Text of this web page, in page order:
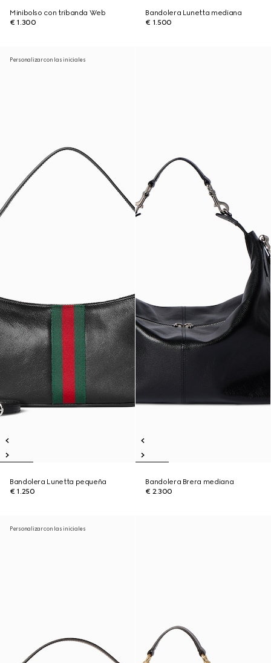
Minibolso con tribanda Web
€ 1.300
Bandolera Lunetta mediana
€ 1.500
Personalizar con las iniciales
Bandolera Lunetta pequeña
€ 1.250
Bandolera Brera mediana
€ 2.300
Personalizar con las iniciales